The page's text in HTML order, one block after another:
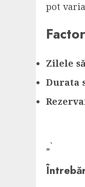
pot
Zilele
Durata
„`